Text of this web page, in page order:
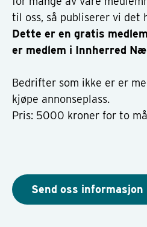
til oss, så publiserer vi det
Dette er en gratis
er medlem i Innherred
Bedrifter som ikke er er
kjøpe annonseplass.
Pris: 5000 kroner for to
Send oss informasjon